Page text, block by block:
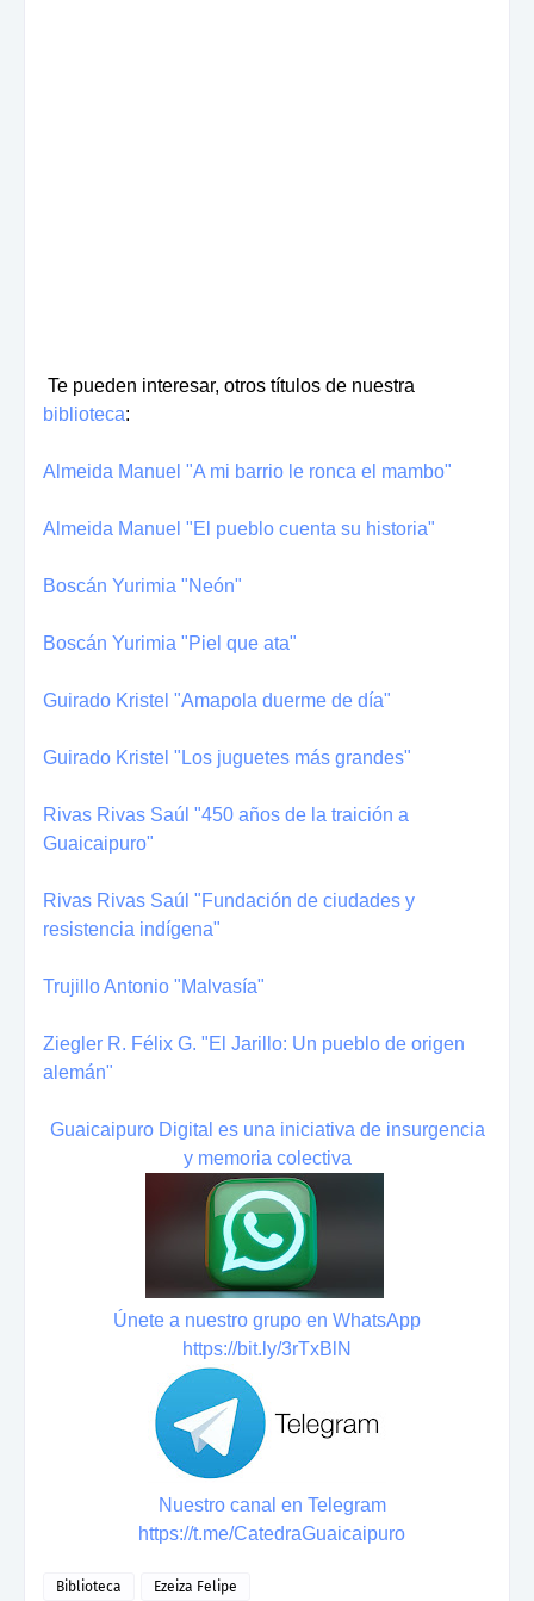
Te pueden interesar, otros títulos de nuestra
biblioteca:
Almeida Manuel "A mi barrio le ronca el mambo"
Almeida Manuel "El pueblo cuenta su historia"
Boscán Yurimia "Neón"
Boscán Yurimia "Piel que ata"
Guirado Kristel "Amapola duerme de día"
Guirado Kristel "Los juguetes más grandes"
Rivas Rivas Saúl "450 años de la traición a
Guaicaipuro"
Rivas Rivas Saúl "Fundación de ciudades y
resistencia indígena"
Trujillo Antonio "Malvasía"
Ziegler R. Félix G. "El Jarillo: Un pueblo de origen
alemán"
Guaicaipuro Digital es una iniciativa de insurgencia
y memoria colectiva
Únete a nuestro grupo en WhatsApp
https://bit.ly/3rTxBlN
Nuestro canal en Telegram
https://t.me/CatedraGuaicaipuro
Biblioteca Ezeiza Felipe